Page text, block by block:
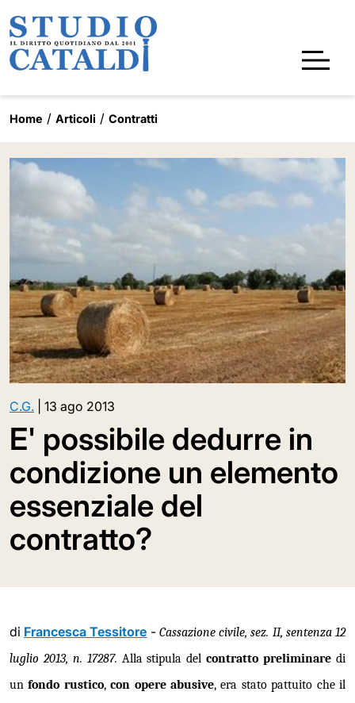
Home Articoli Contratti
C.G. 13 ago 2013
E' possibile dedurre in
condizione un elemento
essenziale del
contratto?
di Francesca Tessitore - Cassazione civile, sez. II, sentenza 12
luglio 2013, n. 17287. Alla stipula delcontratto preliminare di
unfondo rustico,con opere abusive, era stato pattuito che il